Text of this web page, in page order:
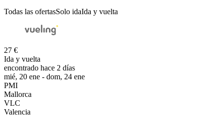
Todas las ofertasSolo idaIda y vuelta
27 €
Ida y vuelta
encontrado hace 2 días
mié, 20 ene - dom, 24 ene
PMI
Mallorca
VLC
Valencia